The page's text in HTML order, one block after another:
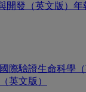
開發（英文版） 年
國際驗證生命科學（
英文版）